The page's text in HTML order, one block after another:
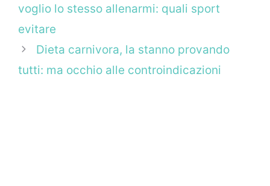
voglio lo stesso allenarmi: quali sport
evitare
Dieta carnivora, la stanno provando
tutti: ma occhio alle controindicazioni